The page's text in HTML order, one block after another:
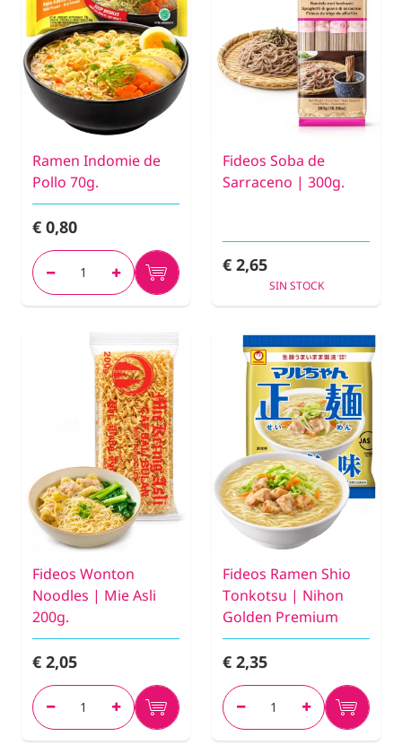
Ramen Indomie de
Pollo 70g.
€ 0,80
Fideos Soba de
Sarraceno | 300g.
€ 2,65
SIN STOCK
Fideos Wonton
Noodles | Mie Asli
200g.
€ 2,05
Fideos Ramen Shio
Tonkotsu | Nihon
Golden Premium
€ 2,35